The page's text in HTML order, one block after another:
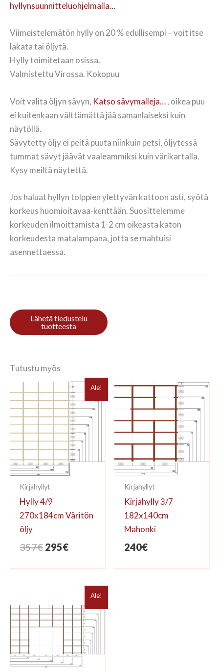
hyllynsuunnitteluohjelmalla…
Viimeistelemätön hylly on 20 % edullisempi – voit itse
lakata tai öljytä.
Hylly toimitetaan osissa.
Valmistettu Virossa. Kokopuu
Voit valita öljyn sävyn, Katso sävymalleja…, oikea puu
ei kuitenkaan välttämättä jää samanlaiseksi kuin
näytöllä.
Sävytetty öljy ei peitä puuta niinkuin petsi, öljytessä
tummat sävyt jäävät vaaleammiksi kuin värikartalla.
Kysy meiltä näytettä.
Jos haluat hyllyn tolppien ylettyvän kattoon asti, syötä
korkeus huomioitavaa-kenttään. Suosittelemme
korkeuden ilmoittamista 1-2 cm oikeasta katon
korkeudesta matalampana, jotta se mahtuisi
asennettaessa.
Tutustu myös
Ale!
Kirjahyllyt
Hylly 4/9
270x184cm Väritön
öljy
357€Alkuperäinen
oli:
295€Nykyinen
on:
295€.
Kirjahyllyt
Kirjahylly 3/7
182x140cm
Mahonki
240€
Ale!